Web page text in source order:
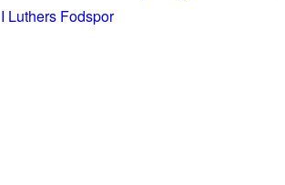
I Luthers Fodspor